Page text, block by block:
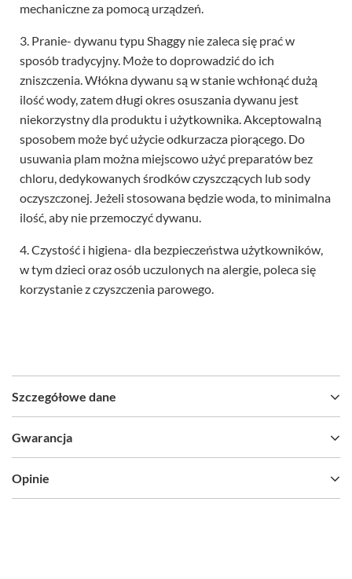
mechaniczne za pomocą urządzeń.
3. Pranie- dywanu typu Shaggy nie zaleca się prać w
sposób tradycyjny. Może to doprowadzić do ich
zniszczenia. Włókna dywanu są w stanie wchłonąć dużą
ilość wody, zatem długi okres osuszania dywanu jest
niekorzystny dla produktu i użytkownika. Akceptowalną
sposobem może być użycie odkurzacza piorącego. Do
usuwania plam można miejscowo użyć preparatów bez
chloru, dedykowanych środków czyszczących lub sody
oczyszczonej. Jeżeli stosowana będzie woda, to minimalna
ilość, aby nie przemoczyć dywanu.
4. Czystość i higiena- dla bezpieczeństwa użytkowników,
w tym dzieci oraz osób uczulonych na alergie, poleca się
korzystanie z czyszczenia parowego.
Szczegółowe dane
Gwarancja
Opinie